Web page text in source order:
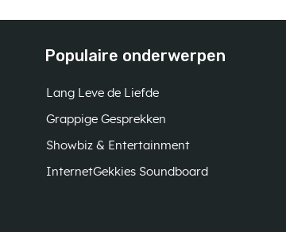
Populaire onderwerpen
Lang Leve de Liefde
Grappige Gesprekken
Showbiz & Entertainment
InternetGekkies Soundboard